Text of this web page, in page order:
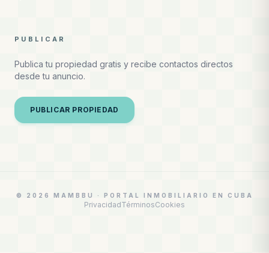
PUBLICAR
Publica tu propiedad gratis y recibe contactos directos
desde tu anuncio.
PUBLICAR PROPIEDAD
© 2026 MAMBBU · PORTAL INMOBILIARIO EN CUBA
PrivacidadTérminosCookies